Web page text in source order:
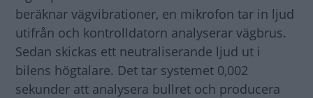
beräknar vägvibrationer, en mikrofon tar in ljud
utifrån och kontrolldatorn analyserar vägbrus.
Sedan skickas ett neutraliserande ljud ut i
bilens högtalare. Det tar systemet 0,002
sekunder att analysera bullret och producera